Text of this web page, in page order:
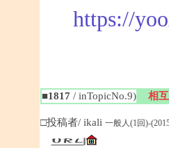
https://
■1817 / inTopicNo.9) 相
□投稿者/ ikali 一般人(1回)-